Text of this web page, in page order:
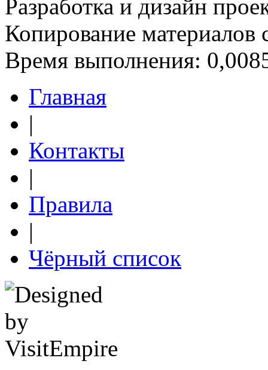
Разработка и дизайн
Копирование материалов
Время выполнения:
Главная
|
Контакты
|
Правила
|
Чёрный список